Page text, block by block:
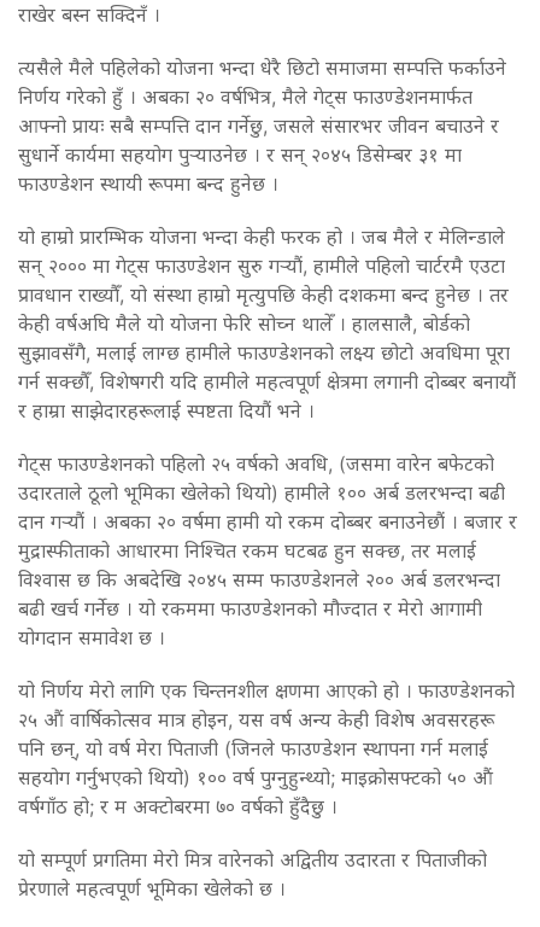
राखेर बस्न सक्दिनँ ।
त्यसैले मैले पहिलेको योजना भन्दा धेरै छिटो समाजमा सम्पत्ति फर्काउने
निर्णय गरेको हुँ । अबका २० वर्षभित्र, मैले गेट्स फाउण्डेशनमार्फत
आफ्नो प्रायः सबै सम्पत्ति दान गर्नेछु, जसले संसारभर जीवन बचाउने र
सुधार्ने कार्यमा सहयोग पुर्‍याउनेछ । र सन् २०४५ डिसेम्बर ३१ मा
फाउण्डेशन स्थायी रूपमा बन्द हुनेछ ।
यो हाम्रो प्रारम्भिक योजना भन्दा केही फरक हो । जब मैले र मेलिन्डाले
सन् २००० मा गेट्स फाउण्डेशन सुरु गर्‍यौं, हामीले पहिलो चार्टरमै एउटा
प्रावधान राख्यौँ, यो संस्था हाम्रो मृत्युपछि केही दशकमा बन्द हुनेछ । तर
केही वर्षअघि मैले यो योजना फेरि सोच्न थालेँ । हालसालै, बोर्डको
सुझावसँगै, मलाई लाग्छ हामीले फाउण्डेशनको लक्ष्य छोटो अवधिमा पूरा
गर्न सक्छौँ, विशेषगरी यदि हामीले महत्वपूर्ण क्षेत्रमा लगानी दोब्बर बनायौं
र हाम्रा साझेदारहरूलाई स्पष्टता दियौं भने ।
गेट्स फाउण्डेशनको पहिलो २५ वर्षको अवधि, (जसमा वारेन बफेटको
उदारताले ठूलो भूमिका खेलेको थियो) हामीले १०० अर्ब डलरभन्दा बढी
दान गर्‍यौं । अबका २० वर्षमा हामी यो रकम दोब्बर बनाउनेछौं । बजार र
मुद्रास्फीताको आधारमा निश्चित रकम घटबढ हुन सक्छ, तर मलाई
विश्वास छ कि अबदेखि २०४५ सम्म फाउण्डेशनले २०० अर्ब डलरभन्दा
बढी खर्च गर्नेछ । यो रकममा फाउण्डेशनको मौज्दात र मेरो आगामी
योगदान समावेश छ ।
यो निर्णय मेरो लागि एक चिन्तनशील क्षणमा आएको हो । फाउण्डेशनको
२५ औं वार्षिकोत्सव मात्र होइन, यस वर्ष अन्य केही विशेष अवसरहरू
पनि छन्, यो वर्ष मेरा पिताजी (जिनले फाउण्डेशन स्थापना गर्न मलाई
सहयोग गर्नुभएको थियो) १०० वर्ष पुग्नुहुन्थ्यो; माइक्रोसफ्टको ५० औं
वर्षगाँठ हो; र म अक्टोबरमा ७० वर्षको हुँदैछु ।
यो सम्पूर्ण प्रगतिमा मेरो मित्र वारेनको अद्वितीय उदारता र पिताजीको
प्रेरणाले महत्वपूर्ण भूमिका खेलेको छ ।